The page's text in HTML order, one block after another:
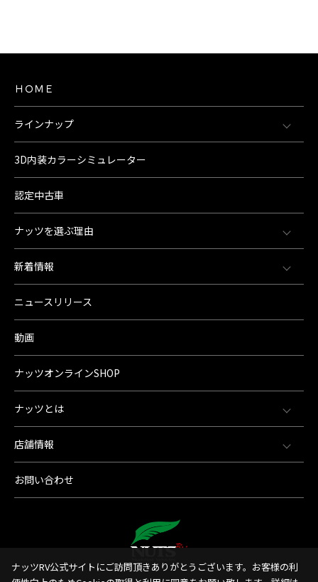
ＨＯＭＥ
ラインナップ
3D内装カラーシミュレーター
認定中古車
ナッツを選ぶ理由
新着情報
ニュースリリース
動画
ナッツオンラインSHOP
ナッツとは
店舗情報
お問い合わせ
ナッツRV公式サイトにご訪問頂きありがとうございます。お客様の利